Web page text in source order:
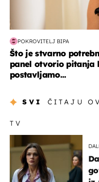
POKROVITELJ BIPA
Što je stvarno
panel otvorio pitanja
postavljamo...
SVI ČITAJU
TV